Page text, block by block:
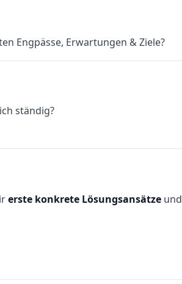
Engpässe, Erwartungen & Ziele?
ständig?
erste konkrete Lösungsansätze und